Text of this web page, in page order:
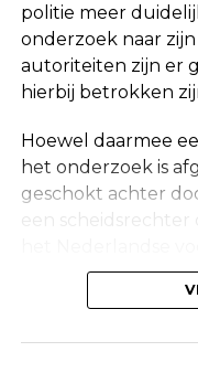
politie meer
onderzoek naar
autoriteiten zijn er
hierbij betrokken
Hoewel daarmee
het onderzoek is
geschokt achter
een
Onderzoek
Maandag werd in